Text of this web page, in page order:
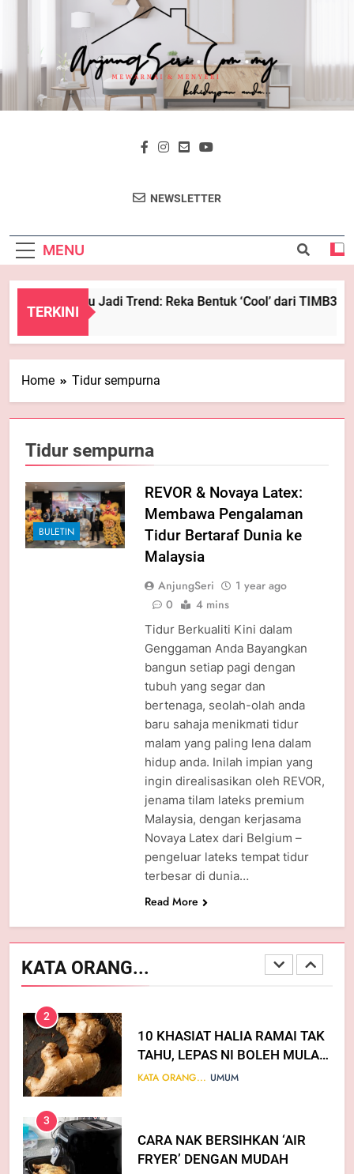
content
AnjungSeri
NEWSLETTER
MENU
TERKINI
Bila Kayu Jadi Trend: Reka Bentuk ‘Cool’ dari TIMB3R
1 Year Ago
Home Tidur sempurna
Tidur sempurna
BULETIN
REVOR & Novaya Latex:
Membawa Pengalaman
Tidur Bertaraf Dunia ke
Malaysia
AnjungSeri
1 year ago
0
4 mins
Tidur Berkualiti Kini dalam
Genggaman Anda Bayangkan
bangun setiap pagi dengan
tubuh yang segar dan
bertenaga, seolah-olah anda
baru sahaja menikmati tidur
malam yang paling lena dalam
hidup anda. Inilah impian yang
ingin direalisasikan oleh REVOR,
jenama tilam lateks premium
Malaysia, dengan kerjasama
Novaya Latex dari Belgium –
pengeluar lateks tempat tidur
terbesar di dunia…
Read More
KATA ORANG...
2
10 KHASIAT HALIA RAMAI TAK
TAHU, LEPAS NI BOLEH MULA
AMALKAN
KATA ORANG...
FRYER’ DENGAN MUDAH
KATA ORANG...
PETUA HILANGKAN HABUK
DALAM RUMAH
KATA ORANG... UMUM
ELAK DAPUR BAU HAMIS BILA
LEPAS MEMASAK
KATA ORANG... UMUM
PUN! INI CARA NAK CUCI
MESIN BASUH PALING
BERKESAN
KATA ORANG...
2
10 KHASIAT HALIA RAMAI TAK
TAHU, LEPAS NI BOLEH MULA
AMALKAN
KATA ORANG... UMUM
3
CARA NAK BERSIHKAN ‘AIR
FRYER’ DENGAN MUDAH